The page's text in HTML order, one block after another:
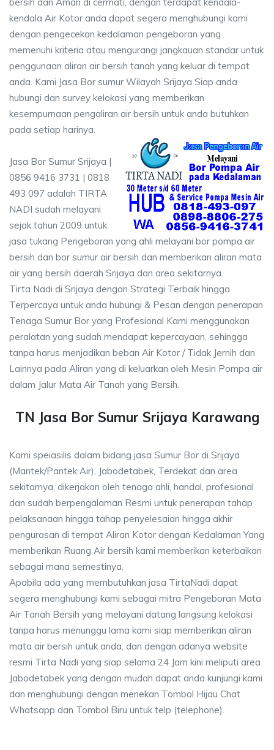
kendala Air Kotor anda dapat segera menghubungi kami
dengan pengecekan kedalaman pengeboran yang
memenuhi kriteria atau mengurangi jangkauan standar untuk
penggunaan aliran air bersih tanah yang keluar di tempat
anda. Kami Jasa Bor sumur Wilayah Srijaya Siap anda
hubungi dan survey kelokasi yang memberikan
kesempurnaan pengaliran air bersih untuk anda butuhkan
pada setiap harinya.
Jasa Bor Sumur Srijaya |
0856 9416 3731 | 0818
493 097 adalah TIRTA
NADI sudah melayani
sejak tahun 2009 untuk
jasa tukang Pengeboran yang ahli melayani bor pompa air
bersih dan bor sumur air bersih dan memberikan aliran mata
air yang bersih daerah Srijaya dan area sekitarnya.
Tirta Nadi di Srijaya dengan Strategi Terbaik hingga
Terpercaya untuk anda hubungi & Pesan dengan penerapan
Tenaga Sumur Bor yang Profesional Kami menggunakan
peralatan yang sudah mendapat kepercayaan, sehingga
tanpa harus menjadikan beban Air Kotor / Tidak Jernih dan
Lainnya pada Aliran yang di keluarkan oleh Mesin Pompa air
dalam Jalur Mata Air Tanah yang Bersih.
TN Jasa Bor Sumur Srijaya Karawang
Kami speiasilis dalam bidang jasa Sumur Bor di Srijaya
(Mantek/Pantek Air), Jabodetabek, Terdekat dan area
sekitarnya, dikerjakan oleh tenaga ahli, handal, profesional
dan sudah berpengalaman Resmi untuk penerapan tahap
pelaksanaan hingga tahap penyelesaian hingga akhir
pengurasan di tempat Aliran Kotor dengan Kedalaman Yang
memberikan Ruang Air bersih kami memberikan keterbaikan
sebagai mana semestinya.
Apabila ada yang membutuhkan jasa TirtaNadi dapat
segera menghubungi kami sebagai mitra Pengeboran Mata
Air Tanah Bersih yang melayani datang langsung kelokasi
tanpa harus menunggu lama kami siap memberikan aliran
mata air bersih untuk anda, dan dengan adanya website
resmi Tirta Nadi yang siap selama 24 Jam kini meliputi area
Jabodetabek yang dengan mudah dapat anda kunjungi kami
dan menghubungi dengan menekan Tombol Hijau Chat
Whatsapp dan Tombol Biru untuk telp (telephone).